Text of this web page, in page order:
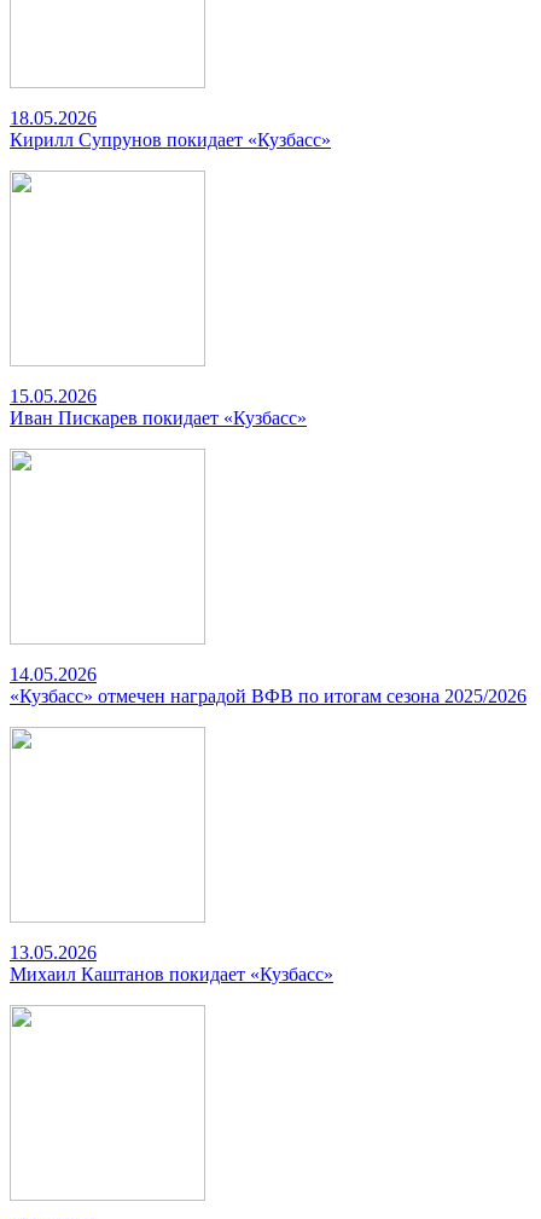
18.05.2026
Кирилл Супрунов покидает «Кузбасс»
15.05.2026
Иван Пискарев покидает «Кузбасс»
14.05.2026
«Кузбасс» отмечен наградой ВФВ по итогам сезона 2025/2026
13.05.2026
Михаил Каштанов покидает «Кузбасс»